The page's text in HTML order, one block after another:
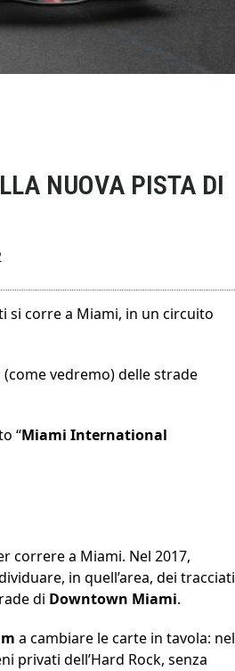
NUOVA PISTA DI
si corre a Miami, in un circuito
vedremo) delle strade
“Miami International
correre a Miami. Nel 2017,
in quell’area, dei tracciati
di Downtown Miami.
a cambiare le carte in tavola: nel
privati dell’Hard Rock, senza